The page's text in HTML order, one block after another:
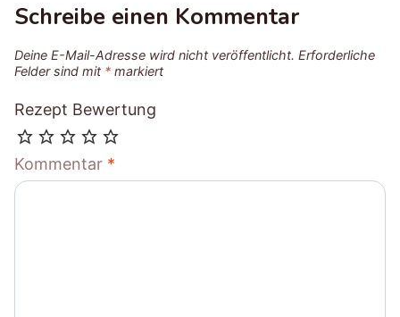
Schreibe einen Kommentar
Deine E-Mail-Adresse wird nicht veröffentlicht. Erforderliche
Felder sind mit * markiert
Rezept Bewertung
Kommentar *